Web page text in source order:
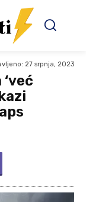
27 srpnja, 2023